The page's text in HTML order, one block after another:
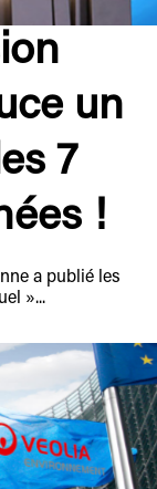
un
7
!
a publié les
»...